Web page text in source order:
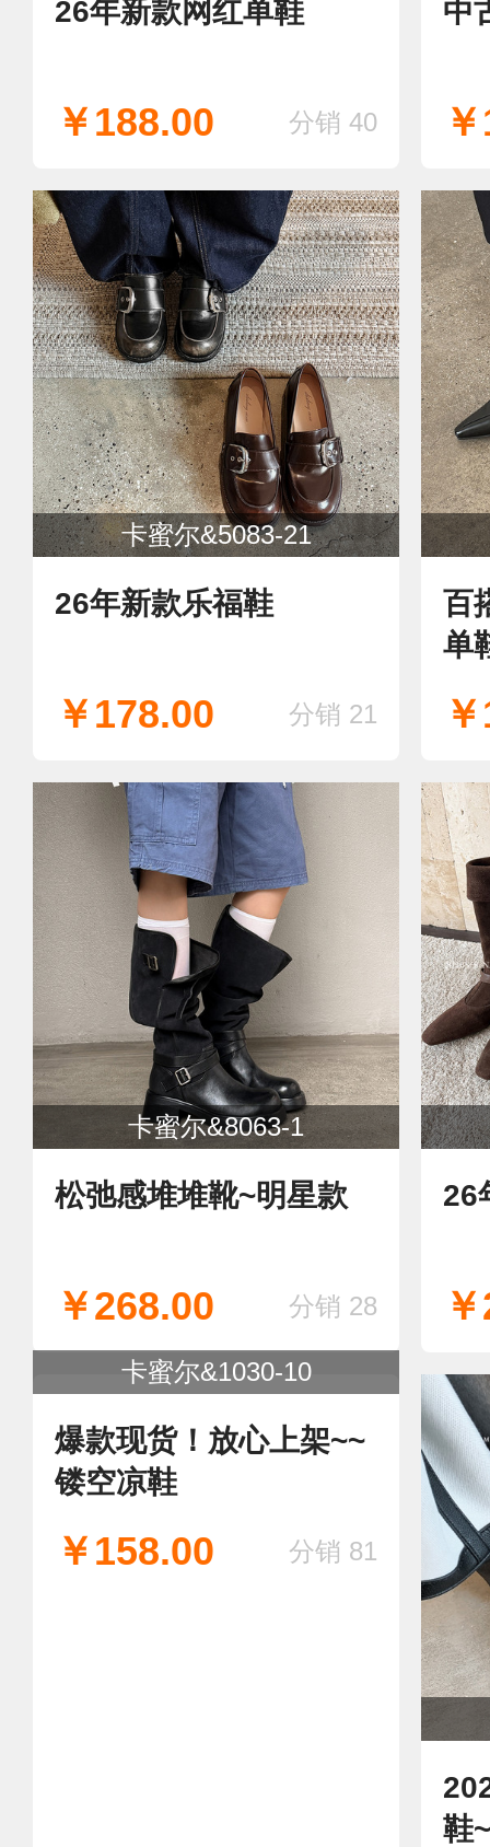
26年新款网红单鞋
￥188.00 分销 40
中
卡蜜尔&5083-21
26年新款乐福鞋
￥178.00 分销 21
百
单
卡蜜尔&8063-1
松弛感堆堆靴~明星款
￥268.00 分销 28
26
鞋~